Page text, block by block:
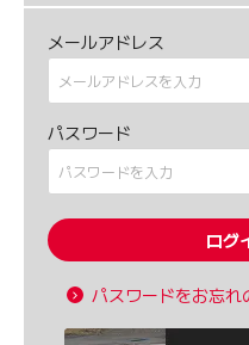
メールアドレス
パスワード
ログ
パスワードをお忘れ